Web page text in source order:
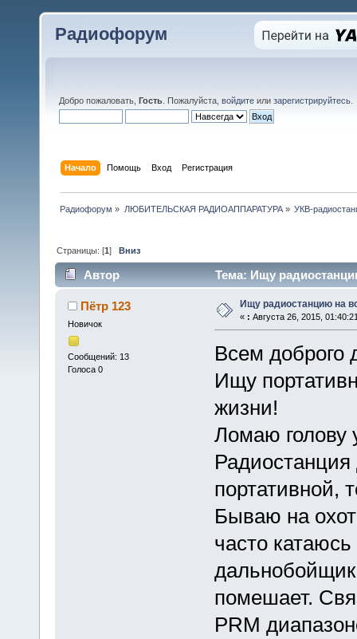
Радиофорум
Добро пожаловать, Гость . Пожалуйста, войдите или зарегистрируйтесь
Начало Помощь Вход Регистрация
Радиофорум » ЛЮБИТЕЛЬСКАЯ РАДИОАППАРАТУРА» УКВ-
Страницы: [1]Вниз
Автор Тема: Ищу
Пётр 123
Новичок
Сообщений: 13
Голоса 0
Ищу радиостанцию на
« : Августа 26, 2015,
Всем доброго
Ищу
жизни!
Ломаю
портативной,
Бываю на
часто
помешает.
PRM